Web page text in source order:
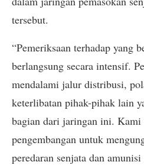
tersebut.
“Pemeriksaan terhadap yang
berlangsung secara intensif.
mendalami jalur distribusi,
keterlibatan pihak-pihak lain
bagian dari jaringan ini. Kami
pengembangan untuk
peredaran senjata dan